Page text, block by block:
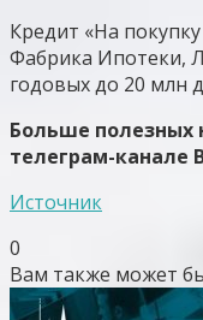
Кредит «На
Фабрика Ипотеки,
годовых до 20 млн
Больше полезных
телеграм-канале
Источник
0
Вам также может